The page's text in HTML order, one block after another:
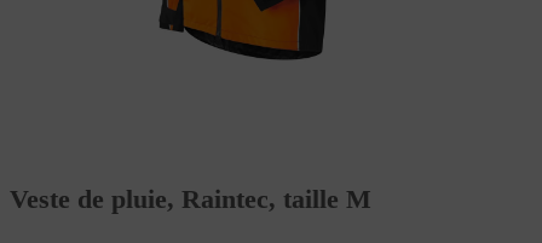
Veste de pluie, Raintec, taille M